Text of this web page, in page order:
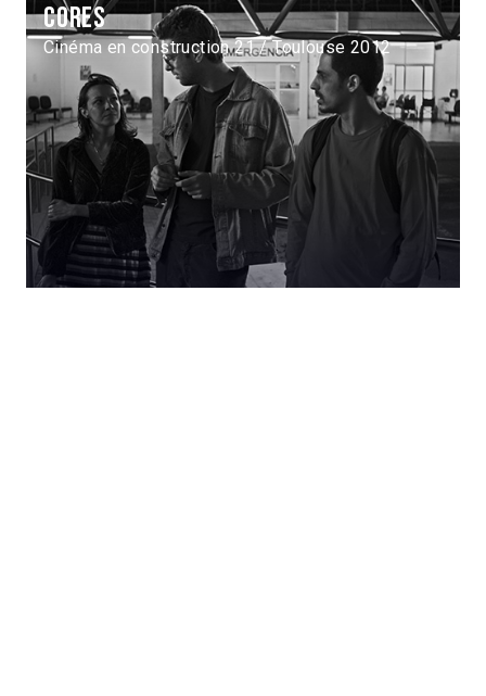
Cores
Cinéma en construction 21 / Toulouse 2012